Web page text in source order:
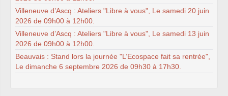
Villeneuve d’Ascq : Ateliers "Libre à vous", Le samedi 20 juin
2026 de 09h00 à 12h00.
Villeneuve d’Ascq : Ateliers "Libre à vous", Le samedi 13 juin
2026 de 09h00 à 12h00.
Beauvais : Stand lors la journée "L’Ecospace fait sa rentrée",
Le dimanche 6 septembre 2026 de 09h30 à 17h30.